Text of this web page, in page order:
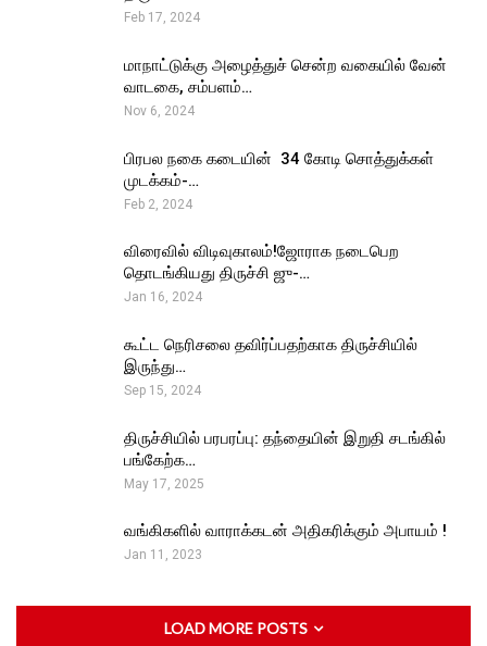
Feb 17, 2024
மாநாட்டுக்கு அழைத்துச் சென்ற வகையில் வேன்
வாடகை, சம்பளம்…
Nov 6, 2024
பிரபல நகை கடையின் ₹ 34 கோடி சொத்துக்கள்
முடக்கம்-…
Feb 2, 2024
விரைவில் விடிவுகாலம்!ஜோராக நடைபெற
தொடங்கியது திருச்சி ஜு-…
Jan 16, 2024
கூட்ட நெரிசலை தவிர்ப்பதற்காக திருச்சியில்
இருந்து…
Sep 15, 2024
திருச்சியில் பரபரப்பு: தந்தையின் இறுதி சடங்கில்
பங்கேற்க…
May 17, 2025
வங்கிகளில் வாராக்கடன் அதிகரிக்கும் அபாயம் !
Jan 11, 2023
LOAD MORE POSTS